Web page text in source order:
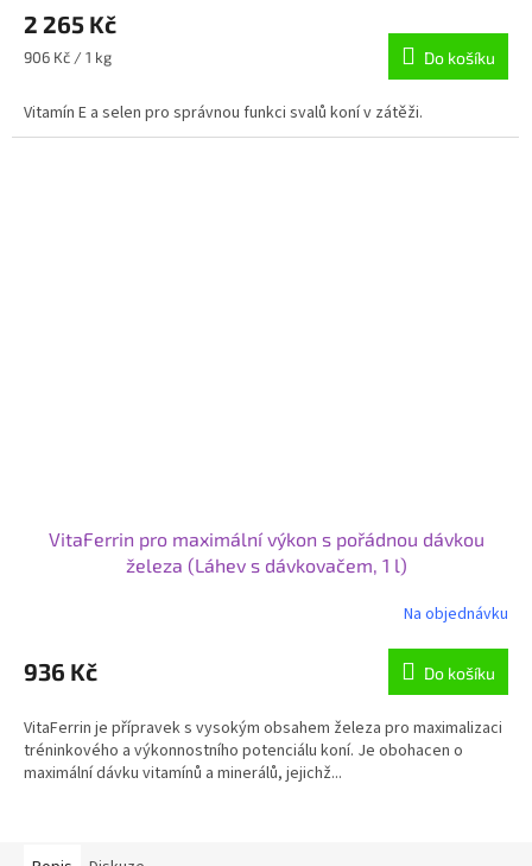
2 265 Kč
Měrná
906 Kč / 1 kg Do košíku
Vitamín E a selen pro správnou funkci svalů koní v zátěži.
VitaFerrin pro maximální výkon s pořádnou dávkou
železa (Láhev s dávkovačem, 1 l)
Na objednávku
936 Kč Do košíku
VitaFerrin je přípravek s vysokým obsahem železa pro maximalizaci
tréninkového a výkonnostního potenciálu koní. Je obohacen o
maximální dávku vitamínů a minerálů, jejichž...